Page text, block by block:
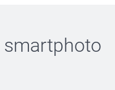
smartphoto